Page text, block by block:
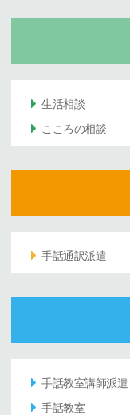
生活相談
こころの相談
手話通訳派遣
手話教室講師派遣
手話教室